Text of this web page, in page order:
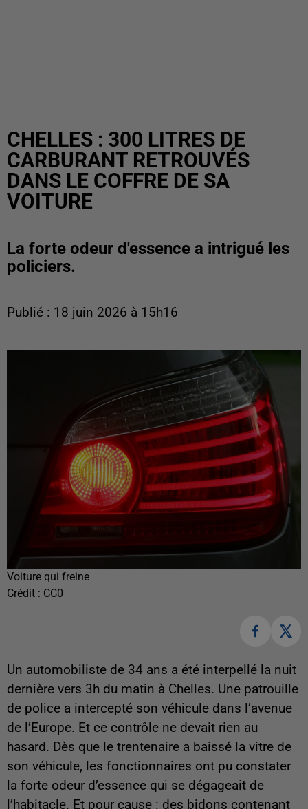
CHELLES : 300 LITRES DE
CARBURANT RETROUVÉS
DANS LE COFFRE DE SA
VOITURE
La forte odeur d'essence a intrigué les
policiers.
Publié : 18 juin 2026 à 15h16
Voiture qui freine
Crédit : CC0
Un automobiliste de 34 ans a été interpellé la nuit
dernière vers 3h du matin à Chelles. Une patrouille
de police a intercepté son véhicule dans l’avenue
de l’Europe. Et ce contrôle ne devait rien au
hasard. Dès que le trentenaire a baissé la vitre de
son véhicule, les fonctionnaires ont pu constater
la forte odeur d’essence qui se dégageait de
l’habitacle. Et pour cause : des bidons contenant